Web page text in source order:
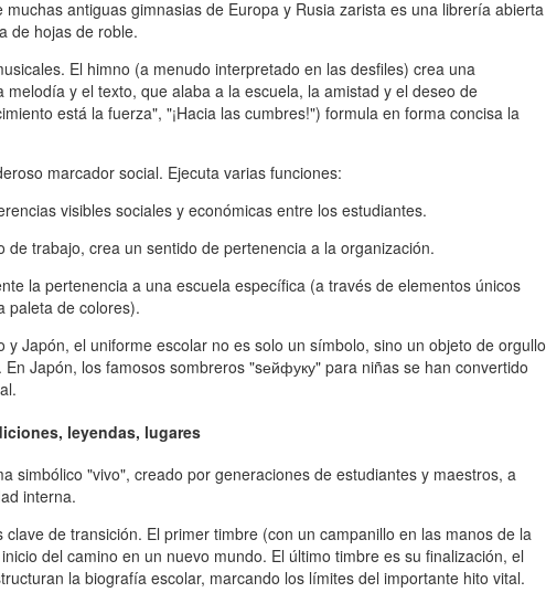
muchas antiguas gimnasias de Europa y Rusia zarista es una librería abierta
de hojas de roble.
El himno (a menudo interpretado en las desfiles) crea una
y el texto, que alaba a la escuela, la amistad y el deseo de
está la fuerza", "¡Hacia las cumbres!") formula en forma concisa la
marcador social. Ejecuta varias funciones:
visibles sociales y económicas entre los estudiantes.
de trabajo, crea un sentido de pertenencia a la organización.
la pertenencia a una escuela específica (a través de elementos únicos
paleta de colores).
y Japón, el uniforme escolar no es solo un símbolo, sino un objeto de orgullo
Japón, los famosos sombreros "sейфуку" para niñas se han convertido
leyendas, lugares
simbólico "vivo", creado por generaciones de estudiantes y maestros, a
interna.
clave de transición. El primer timbre (con un campanillo en las manos de la
del camino en un nuevo mundo. El último timbre es su finalización, el
la biografía escolar, marcando los límites del importante hito vital.